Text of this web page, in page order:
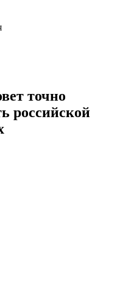
точно
российской